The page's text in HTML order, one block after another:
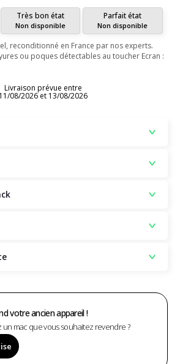
Très bon état
Non disponible
Parfait état
Non disponible
reconditionné en France par nos experts.
ou poques détectables au toucher Ecran :
Livraison prévue entre
11/08/2026 et 13/08/2026
votre ancien appareil !
un mac que vous souhaitez revendre ?